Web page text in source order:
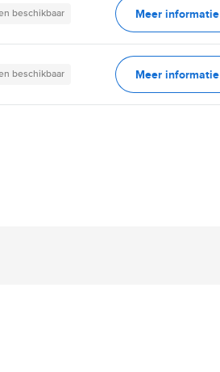
beschikbaar Meer informatie
beschikbaar Meer informatie